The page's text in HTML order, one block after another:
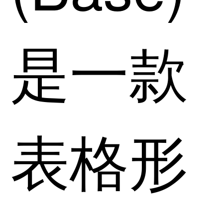
是一款
表格形